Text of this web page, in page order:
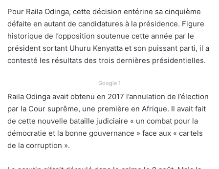
Pour Raila Odinga, cette décision entérine sa cinquième
défaite en autant de candidatures à la présidence. Figure
historique de l’opposition soutenue cette année par le
président sortant Uhuru Kenyatta et son puissant parti, il a
contesté les résultats des trois dernières présidentielles.
Google 1
Raila Odinga avait obtenu en 2017 l’annulation de l’élection
par la Cour suprême, une première en Afrique. Il avait fait
de cette nouvelle bataille judiciaire « un combat pour la
démocratie et la bonne gouvernance » face aux « cartels
de la corruption ».